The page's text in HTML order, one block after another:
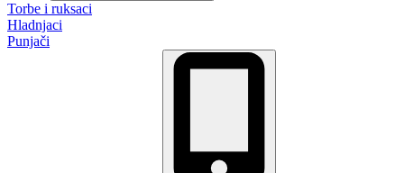
Torbe i ruksaci
Hladnjaci
Punjači